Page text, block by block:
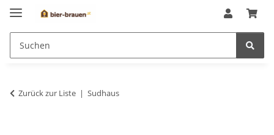
Zurück zur Liste Sudhaus